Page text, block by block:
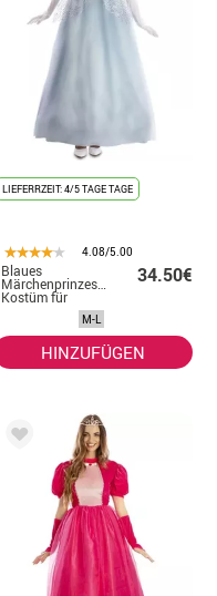
LIEFERRZEIT: 4/5 TAGE TAGE
4.08/5.00
Blaues
Märchenprinzessin
Kostüm für
34.50€
M-L
HINZUFÜGEN